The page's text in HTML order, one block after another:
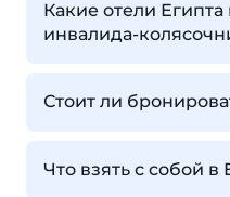
Какие отели
инвалида-
Стоит ли
Что взять с собой в